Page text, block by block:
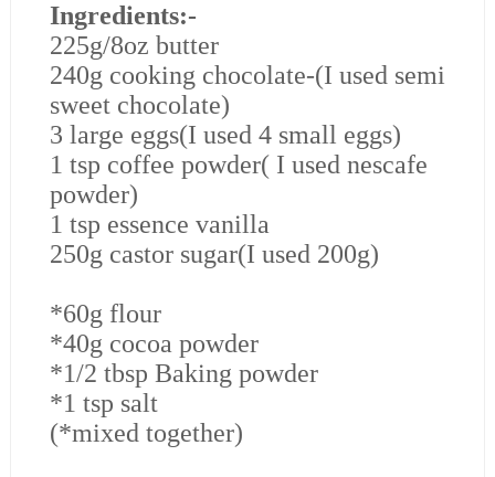
Ingredients:-
225g/8oz butter
240g cooking chocolate-(I used semi
sweet chocolate)
3 large eggs(I used 4 small eggs)
1 tsp coffee powder( I used nescafe
powder)
1 tsp essence vanilla
250g castor sugar(I used 200g)
*60g flour
*40g cocoa powder
*1/2 tbsp Baking powder
*1 tsp salt
(*mixed together)